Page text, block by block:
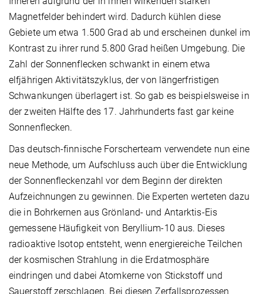
Magnetfelder behindert wird. Dadurch kühlen diese
Gebiete um etwa 1.500 Grad ab und erscheinen dunkel im
Kontrast zu ihrer rund 5.800 Grad heißen Umgebung. Die
Zahl der Sonnenflecken schwankt in einem etwa
elfjährigen Aktivitätszyklus, der von längerfristigen
Schwankungen überlagert ist. So gab es beispielsweise in
der zweiten Hälfte des 17. Jahrhunderts fast gar keine
Sonnenflecken.
Das deutsch-finnische Forscherteam verwendete nun eine
neue Methode, um Aufschluss auch über die Entwicklung
der Sonnenfleckenzahl vor dem Beginn der direkten
Aufzeichnungen zu gewinnen. Die Experten werteten dazu
die in Bohrkernen aus Grönland- und Antarktis-Eis
gemessene Häufigkeit von Beryllium-10 aus. Dieses
radioaktive Isotop entsteht, wenn energiereiche Teilchen
der kosmischen Strahlung in die Erdatmosphäre
eindringen und dabei Atomkerne von Stickstoff und
Sauerstoff zerschlagen. Bei diesen Zerfallsprozessen